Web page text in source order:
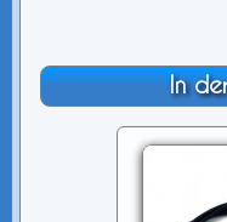
In